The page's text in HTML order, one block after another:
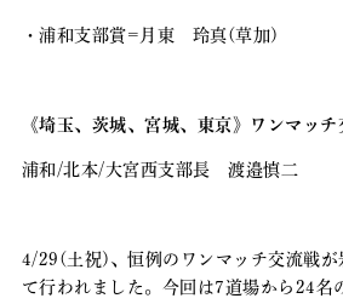
・浦和支部賞=月東 玲真(草加)
《埼玉、茨城、宮城、東京》ワンマッチ
浦和/北本/大宮西支部長 渡邉慎二
4/29(土祝)、恒例のワンマッチ交流戦が
て行われました。今回は7道場から24名